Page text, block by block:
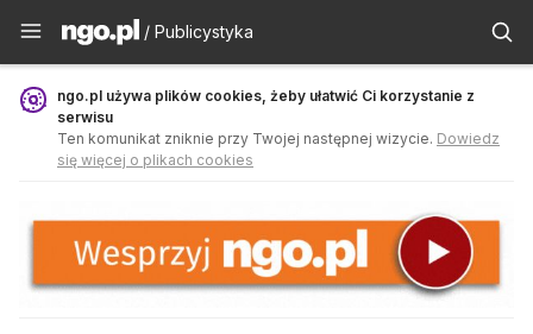
Publicystyka - ngo.pl
/ Publicystyka
ngo.pl używa plików cookies, żeby ułatwić Ci korzystanie z
serwisu
Ten komunikat zniknie przy Twojej następnej wizycie. Dowiedz
się więcej o plikach cookies